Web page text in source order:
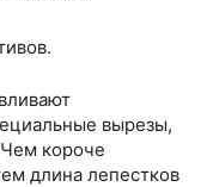
вырезы,
короче
длина лепестков